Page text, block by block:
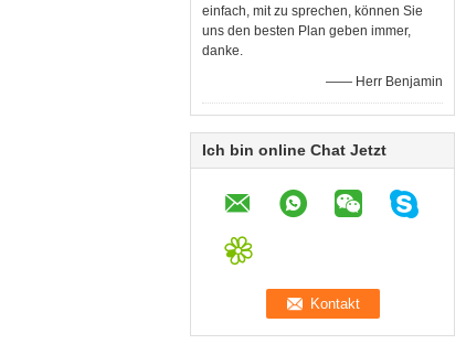
einfach, mit zu sprechen, können Sie
uns den besten Plan geben immer,
danke.
—— Herr Benjamin
Ich bin online Chat Jetzt